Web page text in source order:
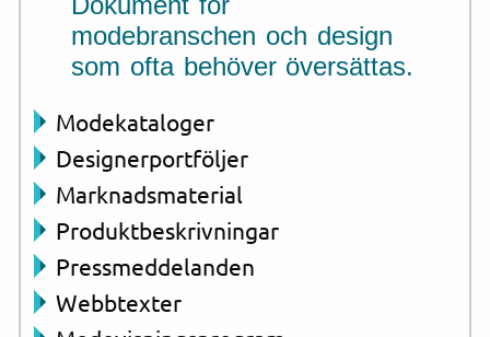
modebranschen och design
som ofta behöver översättas.
Modekataloger
Designerportföljer
Marknadsmaterial
Produktbeskrivningar
Pressmeddelanden
Webbtexter